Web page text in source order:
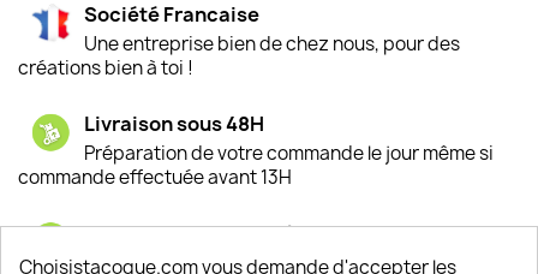
Société Francaise
Une entreprise bien de chez nous, pour des
créations bien à toi !
Livraison sous 48H
Préparation de votre commande le jour même si
commande effectuée avant 13H
Satisfaction de nos clients
Depuis 2009, entre 92% et 94% de nos clients
Choisistacoque.com vous demande d'accepter les